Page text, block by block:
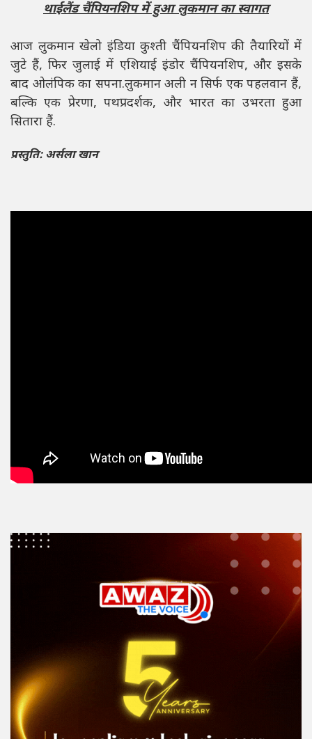
थाईलैंड चैंपियनशिप में हुआ लुकमान का स्वागत
आज लुकमान खेलो इंडिया कुश्ती चैंपियनशिप की तैयारियों में
जुटे हैं, फिर जुलाई में एशियाई इंडोर चैंपियनशिप, और इसके
बाद ओलंपिक का सपना.लुकमान अली न सिर्फ एक पहलवान हैं,
बल्कि एक प्रेरणा, पथप्रदर्शक, और भारत का उभरता हुआ
सितारा हैं.
प्रस्तुति: अर्सला खान